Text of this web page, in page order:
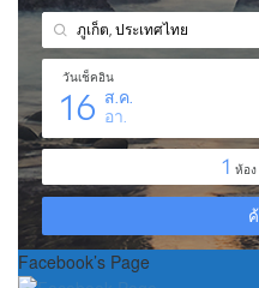
Facebook’s Page